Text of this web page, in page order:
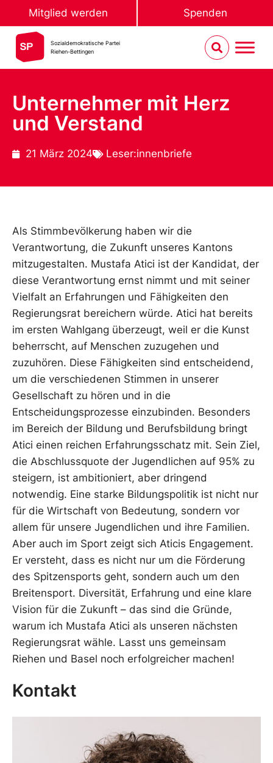
Mitglied werden Spenden
Sozialdemokratische Partei
Riehen-Bettingen
Unternehmer mit Herz
und Verstand
21 März 2024 Leser:innenbriefe
Als Stimmbevölkerung haben wir die
Verantwortung, die Zukunft unseres Kantons
mitzugestalten. Mustafa Atici ist der Kandidat, der
diese Verantwortung ernst nimmt und mit seiner
Vielfalt an Erfahrungen und Fähigkeiten den
Regierungsrat bereichern würde. Atici hat bereits
im ersten Wahlgang überzeugt, weil er die Kunst
beherrscht, auf Menschen zuzugehen und
zuzuhören. Diese Fähigkeiten sind entscheidend,
um die verschiedenen Stimmen in unserer
Gesellschaft zu hören und in die
Entscheidungsprozesse einzubinden. Besonders
im Bereich der Bildung und Berufsbildung bringt
Atici einen reichen Erfahrungsschatz mit. Sein Ziel,
die Abschlussquote der Jugendlichen auf 95% zu
steigern, ist ambitioniert, aber dringend
notwendig. Eine starke Bildungspolitik ist nicht nur
für die Wirtschaft von Bedeutung, sondern vor
allem für unsere Jugendlichen und ihre Familien.
Aber auch im Sport zeigt sich Aticis Engagement.
Er versteht, dass es nicht nur um die Förderung
des Spitzensports geht, sondern auch um den
Breitensport. Diversität, Erfahrung und eine klare
Vision für die Zukunft – das sind die Gründe,
warum ich Mustafa Atici als unseren nächsten
Regierungsrat wähle. Lasst uns gemeinsam
Riehen und Basel noch erfolgreicher machen!
Kontakt